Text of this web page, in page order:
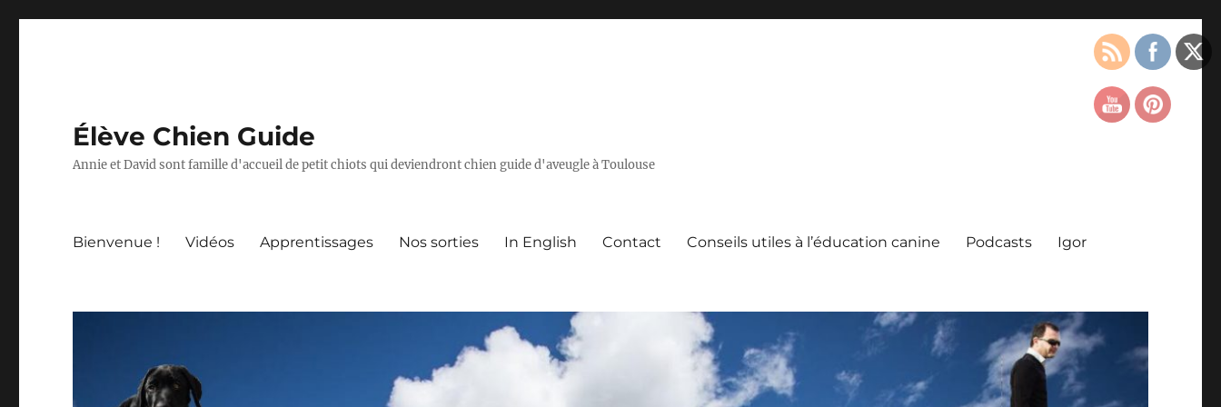
Élève Chien Guide
Annie et David sont famille d'accueil de petit chiots qui deviendront chien guide d'aveugle à Toulouse
Bienvenue ! Vidéos Apprentissages Nos sorties In English Contact Conseils utiles à l’éducation canine Podcasts Igor